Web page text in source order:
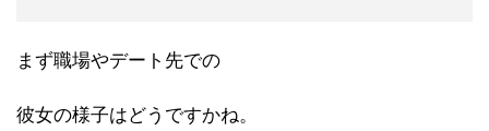
まず職場やデート先での
彼女の様子はどうですかね。